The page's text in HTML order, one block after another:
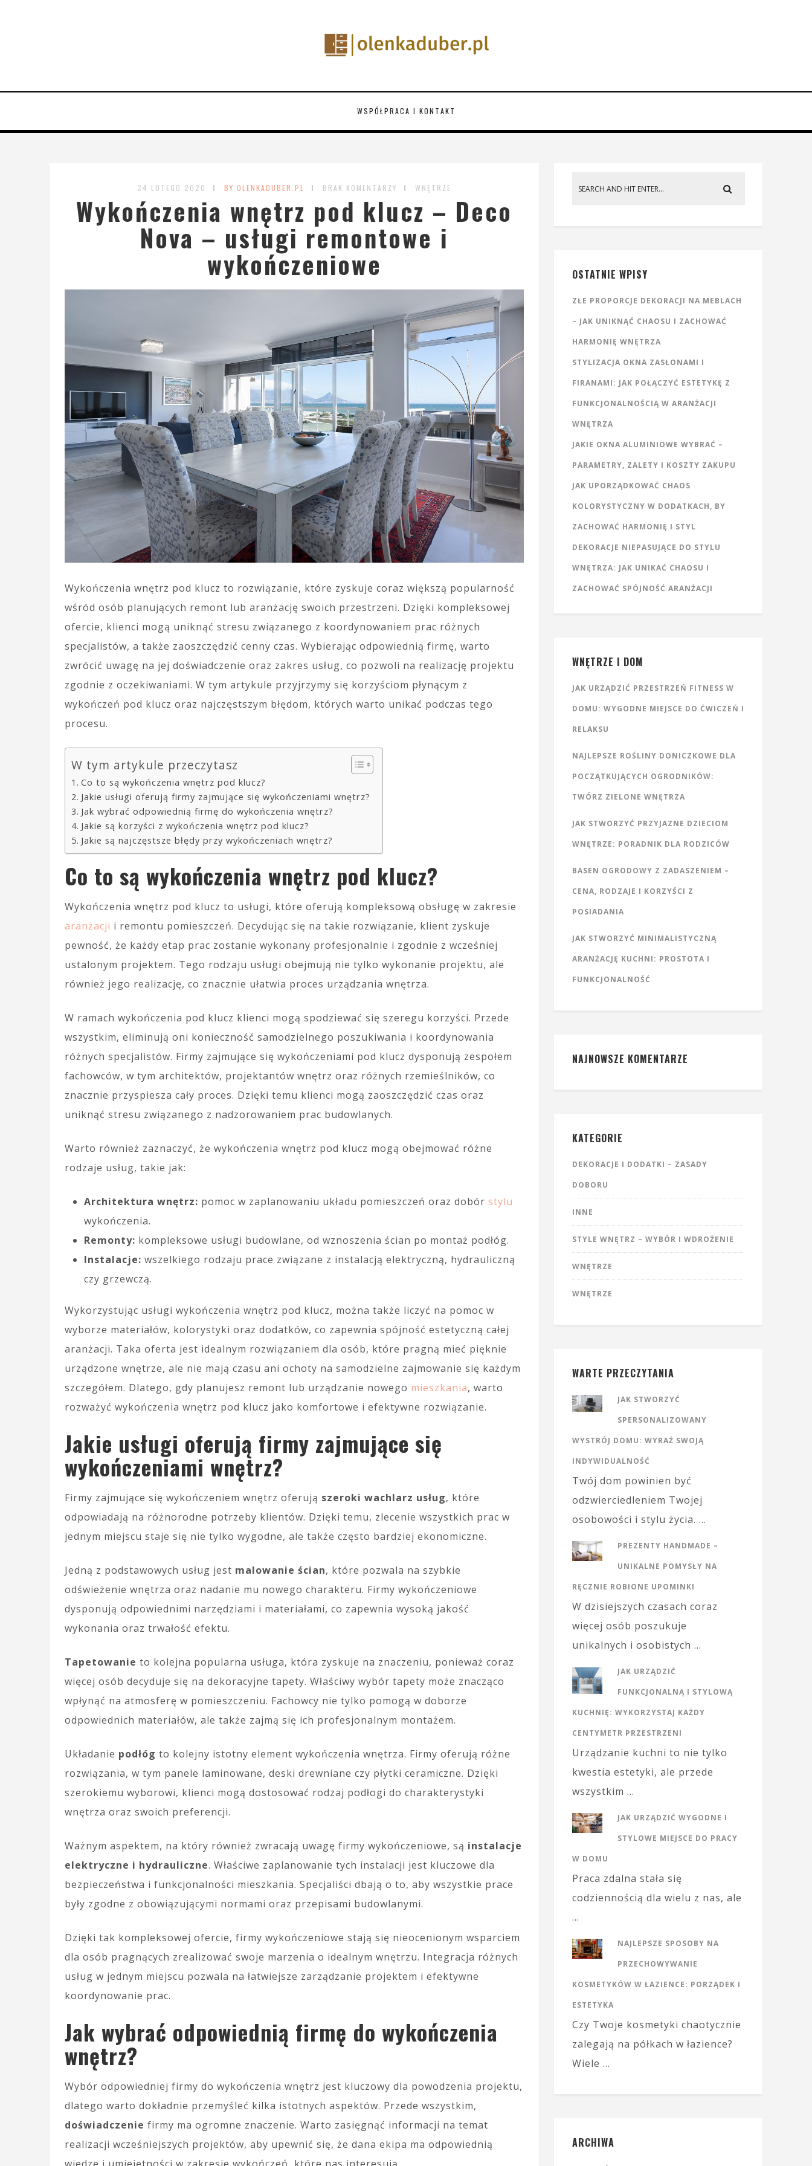
WSPÓŁPRACA I KONTAKT
24 LUTEGO 2020 BY OLENKADUBER.PL BRAK KOMENTARZY WNĘTRZE
Wykończenia wnętrz pod klucz – Deco
Nova – usługi remontowe i
wykończeniowe
Wykończenia wnętrz pod klucz to rozwiązanie, które zyskuje coraz większą popularność
wśród osób planujących remont lub aranżację swoich przestrzeni. Dzięki kompleksowej
ofercie, klienci mogą uniknąć stresu związanego z koordynowaniem prac różnych
specjalistów, a także zaoszczędzić cenny czas. Wybierając odpowiednią firmę, warto
zwrócić uwagę na jej doświadczenie oraz zakres usług, co pozwoli na realizację projektu
zgodnie z oczekiwaniami. W tym artykule przyjrzymy się korzyściom płynącym z
wykończeń pod klucz oraz najczęstszym błędom, których warto unikać podczas tego
procesu.
W tym artykule przeczytasz
Co to są wykończenia wnętrz pod klucz?
Jakie usługi oferują firmy zajmujące się wykończeniami wnętrz?
Jak wybrać odpowiednią firmę do wykończenia wnętrz?
Jakie są korzyści z wykończenia wnętrz pod klucz?
Jakie są najczęstsze błędy przy wykończeniach wnętrz?
Co to są wykończenia wnętrz pod klucz?
Wykończenia wnętrz pod klucz to usługi, które oferują kompleksową obsługę w zakresie
aranżacji i remontu pomieszczeń. Decydując się na takie rozwiązanie, klient zyskuje
pewność, że każdy etap prac zostanie wykonany profesjonalnie i zgodnie z wcześniej
ustalonym projektem. Tego rodzaju usługi obejmują nie tylko wykonanie projektu, ale
również jego realizację, co znacznie ułatwia proces urządzania wnętrza.
W ramach wykończenia pod klucz klienci mogą spodziewać się szeregu korzyści. Przede
wszystkim, eliminują oni konieczność samodzielnego poszukiwania i koordynowania
różnych specjalistów. Firmy zajmujące się wykończeniami pod klucz dysponują zespołem
fachowców, w tym architektów, projektantów wnętrz oraz różnych rzemieślników, co
znacznie przyspiesza cały proces. Dzięki temu klienci mogą zaoszczędzić czas oraz
uniknąć stresu związanego z nadzorowaniem prac budowlanych.
Warto również zaznaczyć, że wykończenia wnętrz pod klucz mogą obejmować różne
rodzaje usług, takie jak:
Architektura wnętrz: pomoc w zaplanowaniu układu pomieszczeń oraz dobór stylu
wykończenia.
Remonty: kompleksowe usługi budowlane, od wznoszenia ścian po montaż podłóg.
Instalacje: wszelkiego rodzaju prace związane z instalacją elektryczną, hydrauliczną
czy grzewczą.
Wykorzystując usługi wykończenia wnętrz pod klucz, można także liczyć na pomoc w
wyborze materiałów, kolorystyki oraz dodatków, co zapewnia spójność estetyczną całej
aranżacji. Taka oferta jest idealnym rozwiązaniem dla osób, które pragną mieć pięknie
urządzone wnętrze, ale nie mają czasu ani ochoty na samodzielne zajmowanie się każdym
szczegółem. Dlatego, gdy planujesz remont lub urządzanie nowego mieszkania, warto
rozważyć wykończenia wnętrz pod klucz jako komfortowe i efektywne rozwiązanie.
Jakie usługi oferują firmy zajmujące się
wykończeniami wnętrz?
Firmy zajmujące się wykończeniem wnętrz oferują szeroki wachlarz usług, które
odpowiadają na różnorodne potrzeby klientów. Dzięki temu, zlecenie wszystkich prac w
jednym miejscu staje się nie tylko wygodne, ale także często bardziej ekonomiczne.
Jedną z podstawowych usług jest malowanie ścian, które pozwala na szybkie
odświeżenie wnętrza oraz nadanie mu nowego charakteru. Firmy wykończeniowe
dysponują odpowiednimi narzędziami i materiałami, co zapewnia wysoką jakość
wykonania oraz trwałość efektu.
Tapetowanie to kolejna popularna usługa, która zyskuje na znaczeniu, ponieważ coraz
więcej osób decyduje się na dekoracyjne tapety. Właściwy wybór tapety może znacząco
wpłynąć na atmosferę w pomieszczeniu. Fachowcy nie tylko pomogą w doborze
odpowiednich materiałów, ale także zajmą się ich profesjonalnym montażem.
Układanie podłóg to kolejny istotny element wykończenia wnętrza. Firmy oferują różne
rozwiązania, w tym panele laminowane, deski drewniane czy płytki ceramiczne. Dzięki
szerokiemu wyborowi, klienci mogą dostosować rodzaj podłogi do charakterystyki
wnętrza oraz swoich preferencji.
Ważnym aspektem, na który również zwracają uwagę firmy wykończeniowe, są instalacje
elektryczne i hydrauliczne. Właściwe zaplanowanie tych instalacji jest kluczowe dla
bezpieczeństwa i funkcjonalności mieszkania. Specjaliści dbają o to, aby wszystkie prace
były zgodne z obowiązującymi normami oraz przepisami budowlanymi.
Dzięki tak kompleksowej ofercie, firmy wykończeniowe stają się nieocenionym wsparciem
dla osób pragnących zrealizować swoje marzenia o idealnym wnętrzu. Integracja różnych
usług w jednym miejscu pozwala na łatwiejsze zarządzanie projektem i efektywne
koordynowanie prac.
Jak wybrać odpowiednią firmę do wykończenia
wnętrz?
Wybór odpowiedniej firmy do wykończenia wnętrz jest kluczowy dla powodzenia projektu,
dlatego warto dokładnie przemyśleć kilka istotnych aspektów. Przede wszystkim,
doświadczenie firmy ma ogromne znaczenie. Warto zasięgnąć informacji na temat
realizacji wcześniejszych projektów, aby upewnić się, że dana ekipa ma odpowiednią
OSTATNIE WPISY
ZŁE PROPORCJE DEKORACJI NA MEBLACH
– JAK UNIKNĄĆ CHAOSU I ZACHOWAĆ
HARMONIĘ WNĘTRZA
STYLIZACJA OKNA ZASŁONAMI I
FIRANAMI: JAK POŁĄCZYĆ ESTETYKĘ Z
FUNKCJONALNOŚCIĄ W ARANŻACJI
WNĘTRZA
JAKIE OKNA ALUMINIOWE WYBRAĆ –
PARAMETRY, ZALETY I KOSZTY ZAKUPU
JAK UPORZĄDKOWAĆ CHAOS
KOLORYSTYCZNY W DODATKACH, BY
ZACHOWAĆ HARMONIĘ I STYL
DEKORACJE NIEPASUJĄCE DO STYLU
WNĘTRZA: JAK UNIKAĆ CHAOSU I
ZACHOWAĆ SPÓJNOŚĆ ARANŻACJI
WNĘTRZE I DOM
JAK URZĄDZIĆ PRZESTRZEŃ FITNESS W
DOMU: WYGODNE MIEJSCE DO ĆWICZEŃ I
RELAKSU
NAJLEPSZE ROŚLINY DONICZKOWE DLA
POCZĄTKUJĄCYCH OGRODNIKÓW:
TWÓRZ ZIELONE WNĘTRZA
JAK STWORZYĆ PRZYJAZNE DZIECIOM
WNĘTRZE: PORADNIK DLA RODZICÓW
BASEN OGRODOWY Z ZADASZENIEM –
CENA, RODZAJE I KORZYŚCI Z
POSIADANIA
JAK STWORZYĆ MINIMALISTYCZNĄ
ARANŻACJĘ KUCHNI: PROSTOTA I
FUNKCJONALNOŚĆ
NAJNOWSZE KOMENTARZE
KATEGORIE
DEKORACJE I DODATKI – ZASADY
DOBORU
INNE
STYLE WNĘTRZ – WYBÓR I WDROŻENIE
WNĘTRZE
WNĘTRZE
WARTE PRZECZYTANIA
JAK STWORZYĆ
SPERSONALIZOWANY
WYSTRÓJ DOMU: WYRAŹ SWOJĄ
INDYWIDUALNOŚĆ
Twój dom powinien być
odzwierciedleniem Twojej
osobowości i stylu życia. …
PREZENTY HANDMADE –
UNIKALNE POMYSŁY NA
RĘCZNIE ROBIONE UPOMINKI
W dzisiejszych czasach coraz
więcej osób poszukuje
unikalnych i osobistych …
JAK URZĄDZIĆ
FUNKCJONALNĄ I STYLOWĄ
KUCHNIĘ: WYKORZYSTAJ KAŻDY
CENTYMETR PRZESTRZENI
Urządzanie kuchni to nie tylko
kwestia estetyki, ale przede
wszystkim …
JAK URZĄDZIĆ WYGODNE I
STYLOWE MIEJSCE DO PRACY
W DOMU
Praca zdalna stała się
codziennością dla wielu z nas, ale
…
NAJLEPSZE SPOSOBY NA
PRZECHOWYWANIE
KOSMETYKÓW W ŁAZIENCE: PORZĄDEK I
ESTETYKA
Czy Twoje kosmetyki chaotycznie
zalegają na półkach w łazience?
Wiele …
ARCHIWA